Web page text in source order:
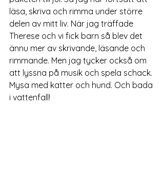
läsa, skriva och rimma under större
delen av mitt liv. När jag träffade
Therese och vi fick barn så blev det
ännu mer av skrivande, läsande och
rimmande. Men jag tycker också om
att lyssna på musik och spela schack.
Mysa med katter och hund. Och bada
i vattenfall!